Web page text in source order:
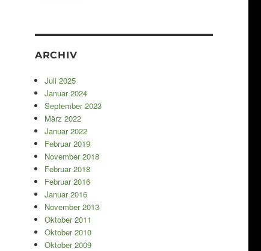
ARCHIV
Juli 2025
Januar 2024
September 2023
März 2022
Januar 2022
Februar 2019
November 2018
Februar 2018
Februar 2016
Januar 2016
November 2013
Oktober 2011
Oktober 2010
Oktober 2009